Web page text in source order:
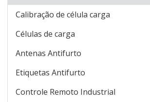
Calibração de célula carga
Células de carga
Antenas Antifurto
Etiquetas Antifurto
Controle Remoto Industrial